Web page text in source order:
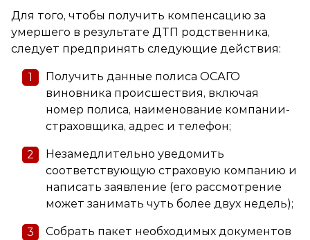
Для того, чтобы получить компенсацию за
умершего в результате ДТП родственника,
следует предпринять следующие действия:
Получить данные полиса ОСАГО
виновника происшествия, включая
номер полиса, наименование компании-
страховщика, адрес и телефон;
Незамедлительно уведомить
соответствующую страховую компанию и
написать заявление (его рассмотрение
может занимать чуть более двух недель);
Собрать пакет необходимых документов